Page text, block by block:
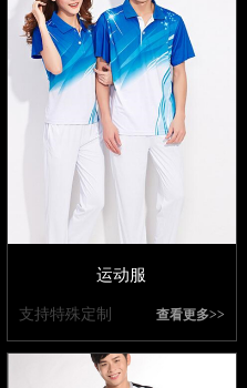
运动服
支持特殊定制 查看更多>>